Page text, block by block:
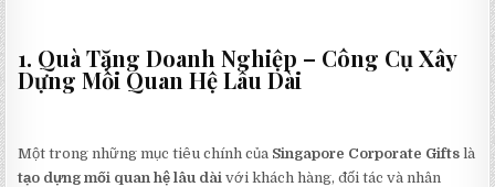
1. Quà Tặng Doanh Nghiệp – Công Cụ Xây
Dựng Mối Quan Hệ Lâu Dài
Một trong những mục tiêu chính của Singapore Corporate Gifts là
tạo dựng mối quan hệ lâu dài với khách hàng, đối tác và nhân